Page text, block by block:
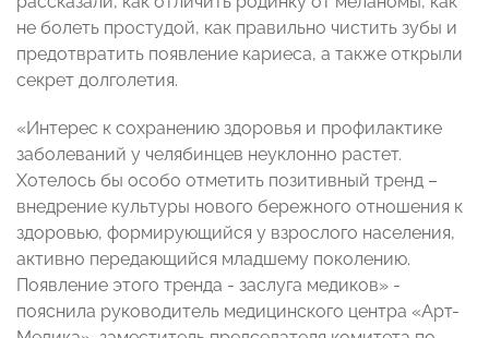
не болеть простудой, как правильно чистить зубы и
предотвратить появление кариеса, а также открыли
секрет долголетия.
«Интерес к сохранению здоровья и профилактике
заболеваний у челябинцев неуклонно растет.
Хотелось бы особо отметить позитивный тренд –
внедрение культуры нового бережного отношения к
здоровью, формирующийся у взрослого населения,
активно передающийся младшему поколению.
Появление этого тренда - заслуга медиков» -
пояснила руководитель медицинского центра «Арт-